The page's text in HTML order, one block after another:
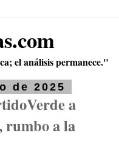
el análisis permanece."
de 2025
a
rumbo a la